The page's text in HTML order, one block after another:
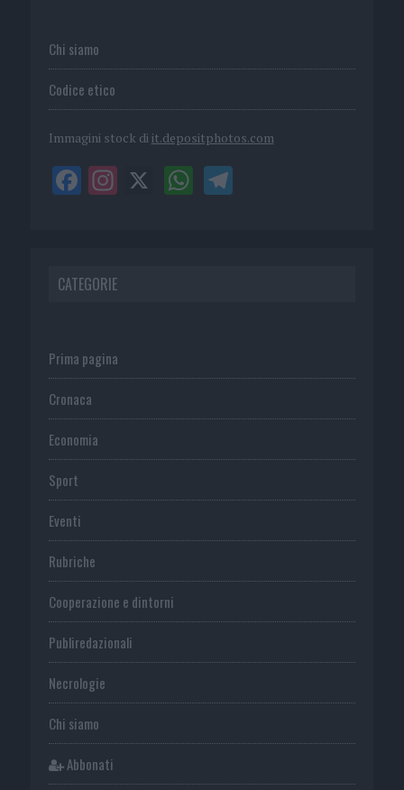
Chi siamo
Codice etico
Immagini stock di it.depositphotos.com
CATEGORIE
Prima pagina
Cronaca
Economia
Sport
Eventi
Rubriche
Cooperazione e dintorni
Publiredazionali
Necrologie
Chi siamo
Abbonati